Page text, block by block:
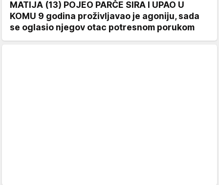
MATIJA (13) POJEO PARČE SIRA I UPAO U
KOMU 9 godina proživljavao je agoniju, sada
se oglasio njegov otac potresnom porukom